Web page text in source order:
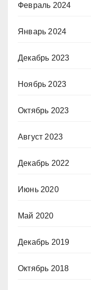
Февраль 2024
Январь 2024
Декабрь 2023
Ноябрь 2023
Октябрь 2023
Август 2023
Декабрь 2022
Июнь 2020
Май 2020
Декабрь 2019
Октябрь 2018